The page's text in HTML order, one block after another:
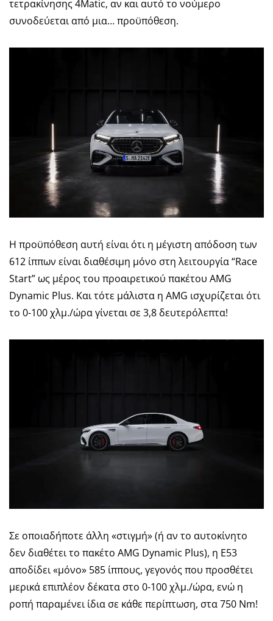
τετρακίνησης 4Matic, αν και αυτό το νούμερο
συνοδεύεται από μια… προϋπόθεση.
H προϋπόθεση αυτή είναι ότι η μέγιστη απόδοση των
612 ίππων είναι διαθέσιμη μόνο στη λειτουργία “Race
Start” ως μέρος του προαιρετικού πακέτου AMG
Dynamic Plus. Και τότε μάλιστα η AMG ισχυρίζεται ότι
το 0-100 χλμ./ώρα γίνεται σε 3,8 δευτερόλεπτα!
Σε οποιαδήποτε άλλη «στιγμή» (ή αν το αυτοκίνητο
δεν διαθέτει το πακέτο AMG Dynamic Plus), η E53
αποδίδει «μόνο» 585 ίππους, γεγονός που προσθέτει
μερικά επιπλέον δέκατα στο 0-100 χλμ./ώρα, ενώ η
ροπή παραμένει ίδια σε κάθε περίπτωση, στα 750 Nm!